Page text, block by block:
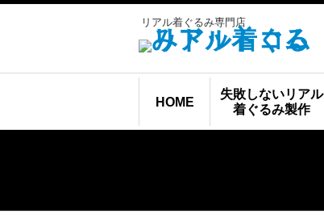
リアル着ぐるみ専門店
HOME
失敗しないリアル
着ぐるみ製作